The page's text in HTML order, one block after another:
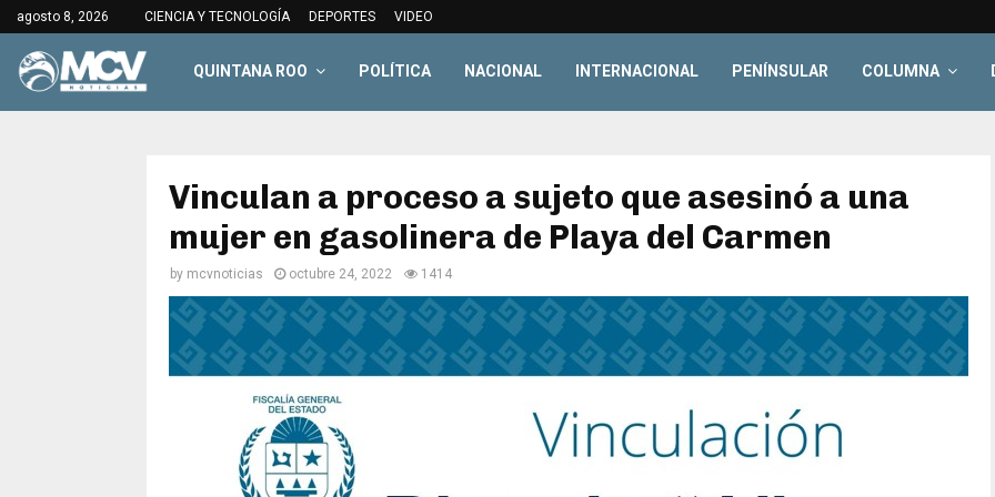
agosto 8, 2026 CIENCIA Y TECNOLOGÍA DEPORTES VIDEO
QUINTANA ROO POLÍTICA NACIONAL INTERNACIONAL PENÍNSULAR COLUMNA
Vinculan a proceso a sujeto que asesinó a una
mujer en gasolinera de Playa del Carmen
by mcvnoticias octubre 24, 2022 1414